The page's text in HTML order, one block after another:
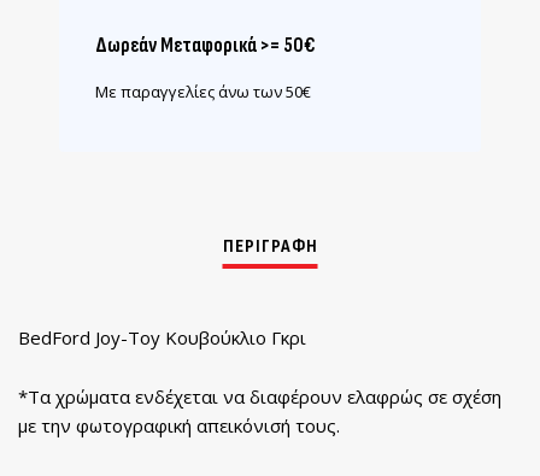
Δωρεάν Μεταφορικά >= 50€
Με παραγγελίες άνω των 50€
BedFord Joy-Toy Κουβούκλιο Γκρι
*Τα χρώματα ενδέχεται να διαφέρουν ελαφρώς σε σχέση
με την φωτογραφική απεικόνισή τους.